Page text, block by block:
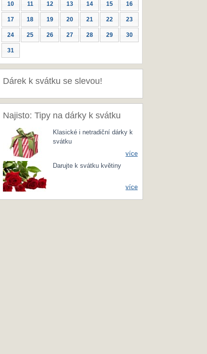
10 11 12 13 14 15 16
17 18 19 20 21 22 23
24 25 26 27 28 29 30
31
Dárek k svátku se slevou!
Najisto: Tipy na dárky k svátku
Klasické i netradiční dárky k
svátku
více
Darujte k svátku květiny
více